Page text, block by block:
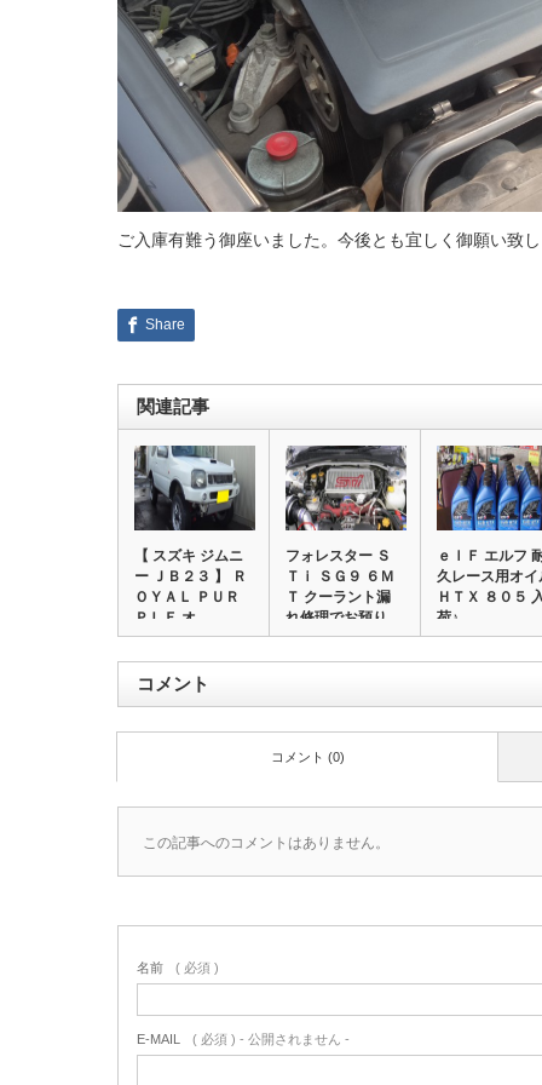
ご入庫有難う御座いました。今後とも宜しく御願い致
Share
関連記事
【 スズキ ジムニ
ー ＪＢ２３ 】 Ｒ
ＯＹＡＬ ＰＵＲ
ＰＬＥ オ…
フォレスター Ｓ
Ｔｉ ＳＧ９ ６Ｍ
Ｔ クーラント漏
れ修理でお預り…
ｅｌＦ エルフ
久レース用オイ
ＨＴＸ ８０５
荷♪
コメント
コメント (0)
この記事へのコメントはありません。
名前 ( 必須 )
E-MAIL ( 必須 ) - 公開されません -